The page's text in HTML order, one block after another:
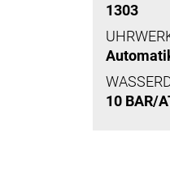
1303
10 BAR/